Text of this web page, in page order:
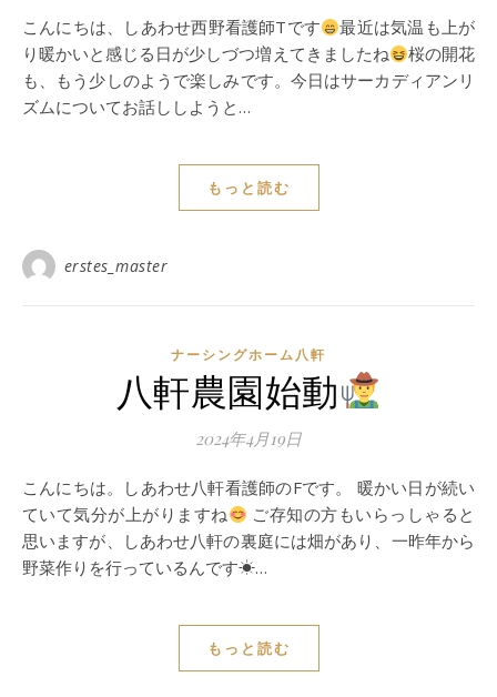
こんにちは、しあわせ西野看護師Tです
最近は気温も上が
り暖かいと感じる日が少しづつ増えてきましたね
桜の開花
も、もう少しのようで楽しみです。今日はサーカディアンリ
ズムについてお話ししようと…
もっと読む
erstes_master
ナーシングホーム⼋軒
八軒農園始動
2024年4月19日
こんにちは。しあわせ八軒看護師のFです。 暖かい日が続い
ていて気分が上がりますね
ご存知の方もいらっしゃると
思いますが、しあわせ八軒の裏庭には畑があり、一昨年から
野菜作りを行っているんです☀…
もっと読む